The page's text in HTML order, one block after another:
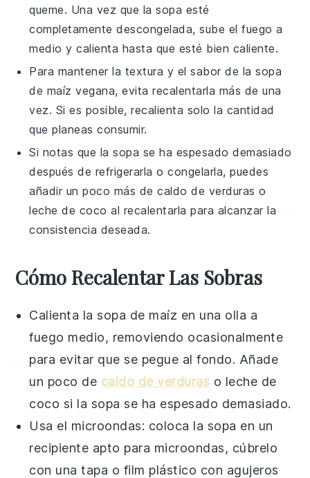
queme. Una vez que lasopa esté
completamente descongelada, sube el fuego a
medio y calienta hasta que esté bien caliente.
Para mantener la textura y el sabor de lasopa
de maíz vegana, evita recalentarla más de una
vez. Si es posible, recalienta solo la cantidad
que planeas consumir.
Si notas que lasopa se ha espesado demasiado
después de refrigerarla o congelarla, puedes
añadir un poco más decaldo de verduras o
leche de coco al recalentarla para alcanzar la
consistencia deseada.
Cómo Recalentar Las Sobras
Calienta lasopa de maíz en una olla a
fuego medio, removiendo ocasionalmente
para evitar que se pegue al fondo. Añade
un poco de caldo de verduras o leche de
coco si la sopa se ha espesado demasiado.
Usa el microondas: coloca la sopa en un
recipiente apto para microondas, cúbrelo
con una tapa o film plástico con agujeros